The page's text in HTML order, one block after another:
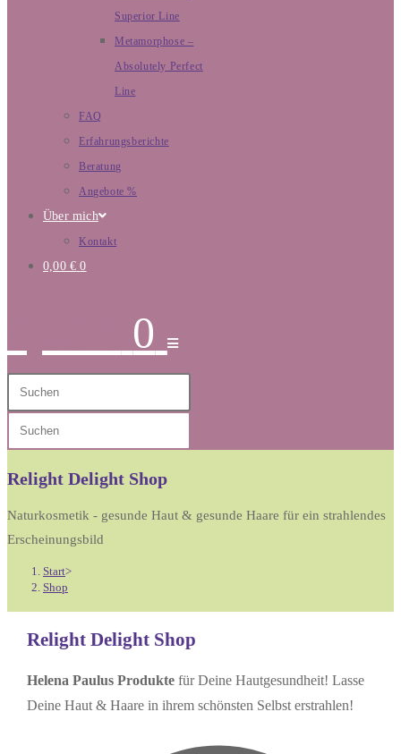
Superior Line
Metamorphose –
Absolutely Perfect
Line
FAQ
Erfahrungsberichte
Beratung
Angebote %
Über mich
Kontakt
0,00 € 0
0
Diese
Website
durchsuchen
Escape
search
Escape
the
Relight Delight Shop
Naturkosmetik - gesunde Haut & gesunde Haare für ein strahlendes
Erscheinungsbild
Start>
Shop
Relight Delight Shop
Helena Paulus Produktefür Deine Hautgesundheit! Lasse
Deine Haut & Haare in ihrem schönsten Selbst erstrahlen!